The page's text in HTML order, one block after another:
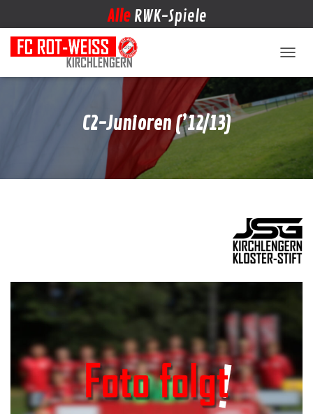
Alle RWK-Spiele
C2-Junioren (’12/13)